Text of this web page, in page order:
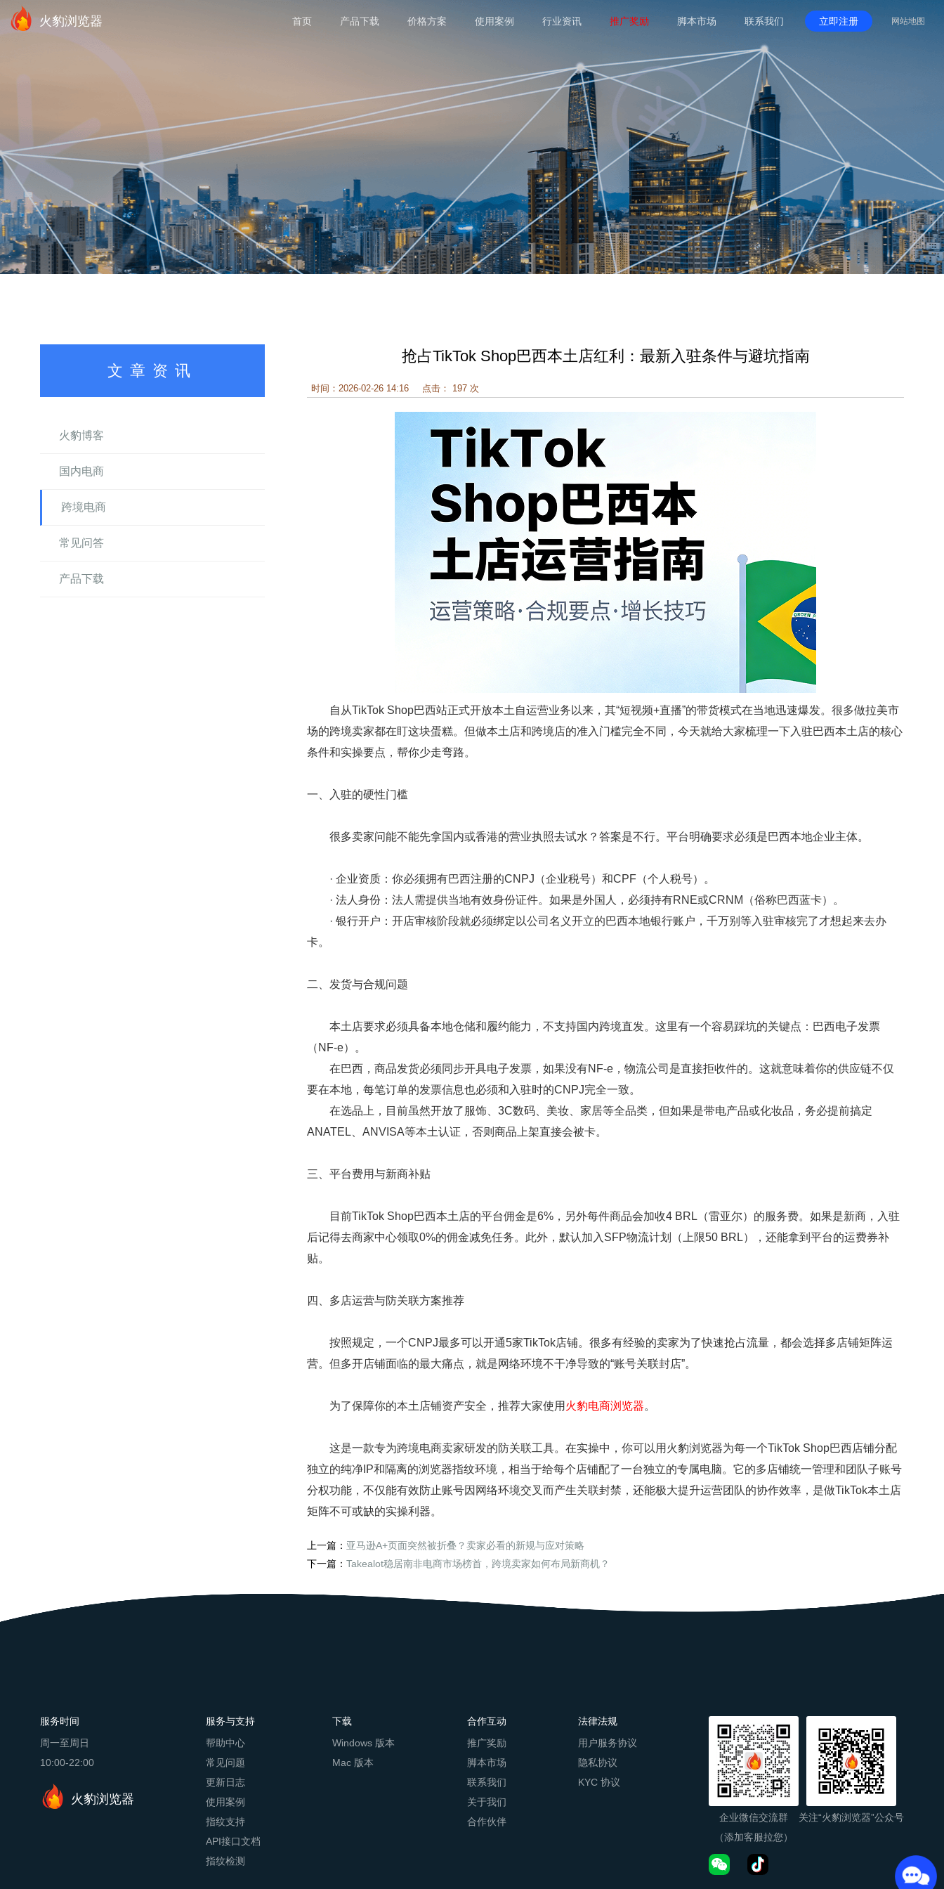
火豹浏览器 首页 产品下载 价格方案 使用案例 行业资讯 推广奖励 脚本市场 联系我们 立即注册 网站地图
文章资讯
火豹博客
国内电商
跨境电商
常见问答
产品下载
抢占TikTok Shop巴西本土店红利：最新入驻条件与避坑指南
时间：2026-02-26 14:16 点击： 197 次
自从TikTok Shop巴西站正式开放本土自运营业务以来，其“短视频+直播”的带货模式在当地迅速爆发。很多做拉美市
场的跨境卖家都在盯这块蛋糕。但做本土店和跨境店的准入门槛完全不同，今天就给大家梳理一下入驻巴西本土店的核心
条件和实操要点，帮你少走弯路。
一、入驻的硬性门槛
很多卖家问能不能先拿国内或香港的营业执照去试水？答案是不行。平台明确要求必须是巴西本地企业主体。
· 企业资质 ：你必须拥有巴西注册的CNPJ（企业税号）和CPF（个人税号）。
· 法人身份 ：法人需提供当地有效身份证件。如果是外国人，必须持有RNE或CRNM（俗称巴西蓝卡）。
· 银行开户 ：开店审核阶段就必须绑定以公司名义开立的巴西本地银行账户，千万别等入驻审核完了才想起来去办
卡。
二、发货与合规问题
本土店要求必须具备本地仓储和履约能力，不支持国内跨境直发。这里有一个容易踩坑的关键点： 巴西电子发票
（NF-e）
。
在巴西，商品发货必须同步开具电子发票，如果没有NF-e，物流公司是直接拒收件的。这就意味着你的供应链不仅
要在本地，每笔订单的发票信息也必须和入驻时的CNPJ完全一致。
在选品上，目前虽然开放了服饰、3C数码、美妆、家居等全品类，但如果是带电产品或化妆品，务必提前搞定
ANATEL、ANVISA等本土认证，否则商品上架直接会被卡。
三、平台费用与新商补贴
目前TikTok Shop巴西本土店的平台佣金是6%，另外每件商品会加收4 BRL（雷亚尔）的服务费。如果是新商，入驻
后记得去商家中心领取0%的佣金减免任务。此外，默认加入SFP物流计划（上限50 BRL），还能拿到平台的运费券补
贴。
四、多店运营与防关联方案推荐
按照规定，一个CNPJ最多可以开通5家TikTok店铺。很多有经验的卖家为了快速抢占流量，都会选择多店铺矩阵运
营。但多开店铺面临的最大痛点，就是网络环境不干净导致的“账号关联封店”。
为了保障你的本土店铺资产安全， 推荐大家使用 火豹电商浏览器。
这是一款专为跨境电商卖家研发的防关联工具。在实操中，你可以用火豹浏览器为每一个TikTok Shop巴西店铺分配
独立的纯净IP和隔离的浏览器指纹环境，相当于给每个店铺配了一台独立的专属电脑。它的多店铺统一管理和团队子账号
分权功能，不仅能有效防止账号因网络环境交叉而产生关联封禁，还能极大提升运营团队的协作效率，是做TikTok本土店
矩阵不可或缺的实操利器。
上一篇： 亚马逊A+页面突然被折叠？卖家必看的新规与应对策略
下一篇： Takealot稳居南非电商市场榜首，跨境卖家如何布局新商机？
服务时间
周一至周日
10:00-22:00
火豹浏览器
服务与支持
帮助中心
常见问题
更新日志
使用案例
指纹支持
API接口文档
指纹检测
下载
Windows 版本
Mac 版本
合作互动
推广奖励
脚本市场
联系我们
关于我们
合作伙伴
法律法规
用户服务协议
隐私协议
KYC 协议
企业微信交流群
（添加客服拉您）
关注“火豹浏览器”公众号